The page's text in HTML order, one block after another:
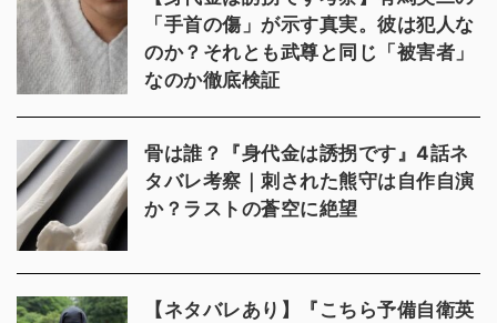
「手首の傷」が示す真実。彼は犯人な
のか？それとも武尊と同じ「被害者」
なのか徹底検証
骨は誰？『身代金は誘拐です』4話ネ
タバレ考察｜刺された熊守は自作自演
か？ラストの蒼空に絶望
【ネタバレあり】『こちら予備自衛英